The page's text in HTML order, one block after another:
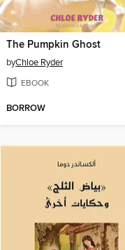
The Pumpkin Ghost
byChloe Ryder
EBOOK
BORROW